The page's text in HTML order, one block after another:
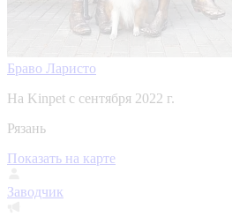
Браво Ларисто
На Kinpet c сентября 2022 г.
Рязань
Показать на карте
Заводчик